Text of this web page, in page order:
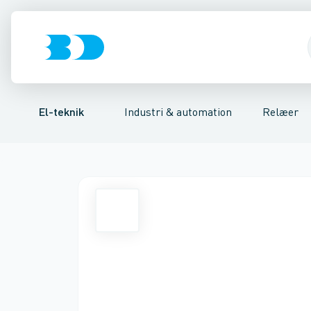
El-teknik Industri & automation
Afbrydere, stikkontakter & lampeudtag Relæer
IndustristiksystemerFrekvensomformere og softstartere
TidsrelæTemperaturovervågningsrelæ